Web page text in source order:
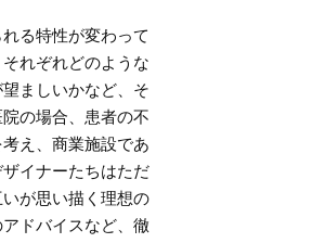
る特性が変わって
れぞれどのような
ましいかなど、そ
の場合、患者の不
え、商業施設であ
イナーたちはただ
が思い描く理想の
ドバイスなど、徹